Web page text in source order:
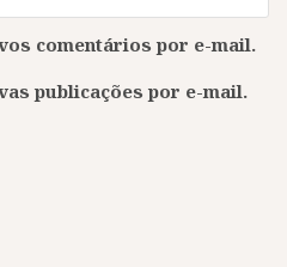
comentários por e-mail.
publicações por e-mail.